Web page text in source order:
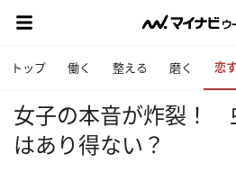
トップ 働く 整える 磨く 恋
女子の本音が炸裂！
はあり得ない？